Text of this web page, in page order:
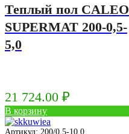
Теплый пол CALEO
SUPERMAT 200-0,5-
5,0
21 724.00 ₽
В корзину
Артикул: 200/0,5-10,0